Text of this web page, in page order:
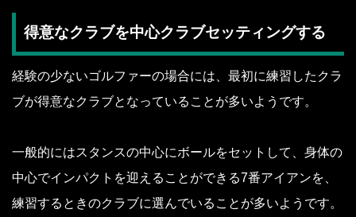
得意なクラブを中心クラブセッティングする
経験の少ないゴルファーの場合には、最初に練習したクラ
ブが得意なクラブとなっていることが多いようです。
一般的にはスタンスの中心にボールをセットして、身体の
中心でインパクトを迎えることができる7番アイアンを、
練習するときのクラブに選んでいることが多いようです。